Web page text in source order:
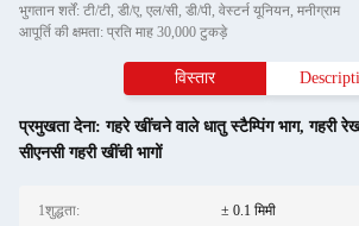
भुगतान शर्तें: टी/टी, डी/ए, एल/सी, डी/पी, वेस्टर्न यूनियन, मनीग्राम
आपूर्ति की क्षमता: प्रति माह 30,000 टुकड़े
विस्तार
प्रमुखता देना:गहरे खींचने वाले धातु स्टैम्पिंग भाग,गहरी
सीएनसी गहरी खींची भागों
1शुद्धता: ± 0.1 मिमी